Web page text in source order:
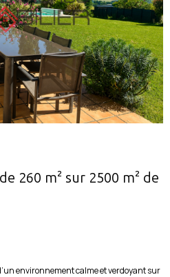
260 m² sur 2500 m² de
environnement calme et verdoyant sur